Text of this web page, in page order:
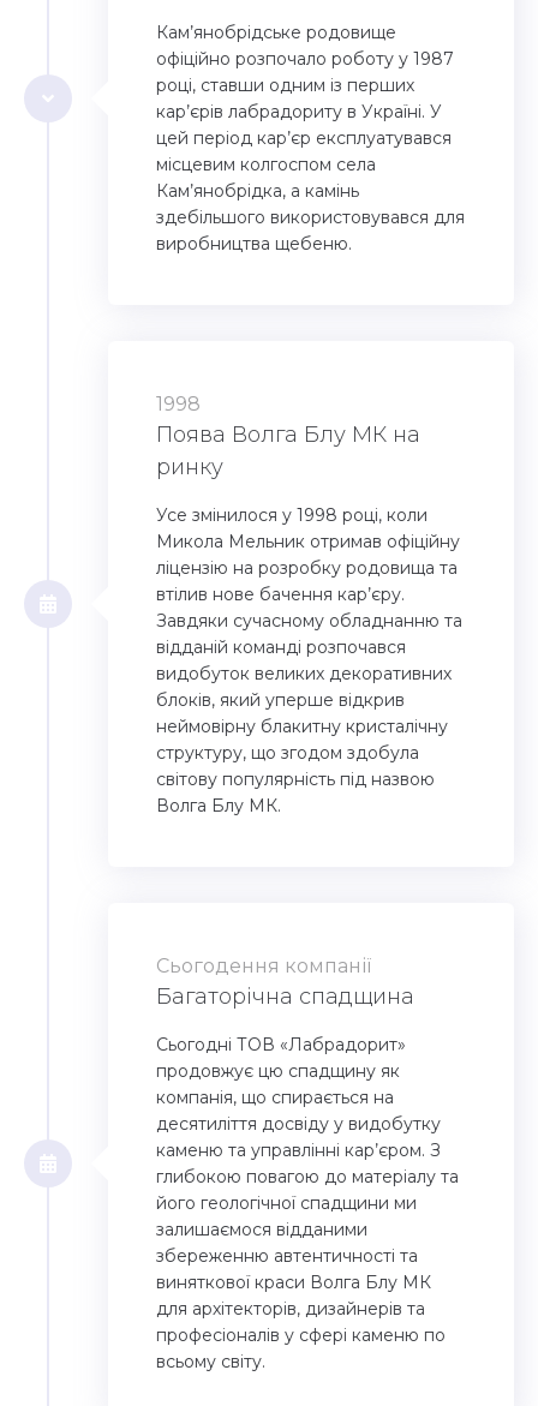
Кам’янобрідське родовище
офіційно розпочало роботу у 1987
році, ставши одним із перших
кар’єрів лабрадориту в Україні. У
цей період кар’єр експлуатувався
місцевим колгоспом села
Кам’янобрідка, а камінь
здебільшого використовувався для
виробництва щебеню.
1998
Поява Волга Блу МК на
ринку
Усе змінилося у 1998 році, коли
Микола Мельник отримав офіційну
ліцензію на розробку родовища та
втілив нове бачення кар’єру.
Завдяки сучасному обладнанню та
відданій команді розпочався
видобуток великих декоративних
блоків, який уперше відкрив
неймовірну блакитну кристалічну
структуру, що згодом здобула
світову популярність під назвою
Волга Блу МК.
Сьогодення компанії
Багаторічна спадщина
Сьогодні ТОВ «Лабрадорит»
продовжує цю спадщину як
компанія, що спирається на
десятиліття досвіду у видобутку
каменю та управлінні кар’єром. З
глибокою повагою до матеріалу та
його геологічної спадщини ми
залишаємося відданими
збереженню автентичності та
виняткової краси Волга Блу МК
для архітекторів, дизайнерів та
професіоналів у сфері каменю по
всьому світу.